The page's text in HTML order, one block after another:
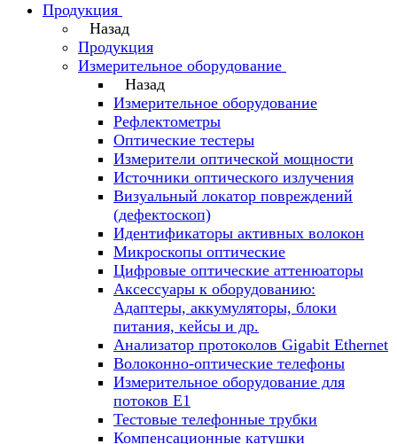
Продукция
Назад
Продукция
Измерительное оборудование
Назад
Измерительное оборудование
Рефлектометры
Оптические тестеры
Измерители оптической мощности
Источники оптического излучения
Визуальный локатор повреждений
(дефектоскоп)
Идентификаторы активных волокон
Микроскопы оптические
Цифровые оптические аттенюаторы
Аксессуары к оборудованию:
Адаптеры, аккумуляторы, блоки
питания, кейсы и др.
Анализатор протоколов Gigabit Ethernet
Волоконно-оптические телефоны
Измерительное оборудование для
потоков Е1
Тестовые телефонные трубки
Компенсационные катушки